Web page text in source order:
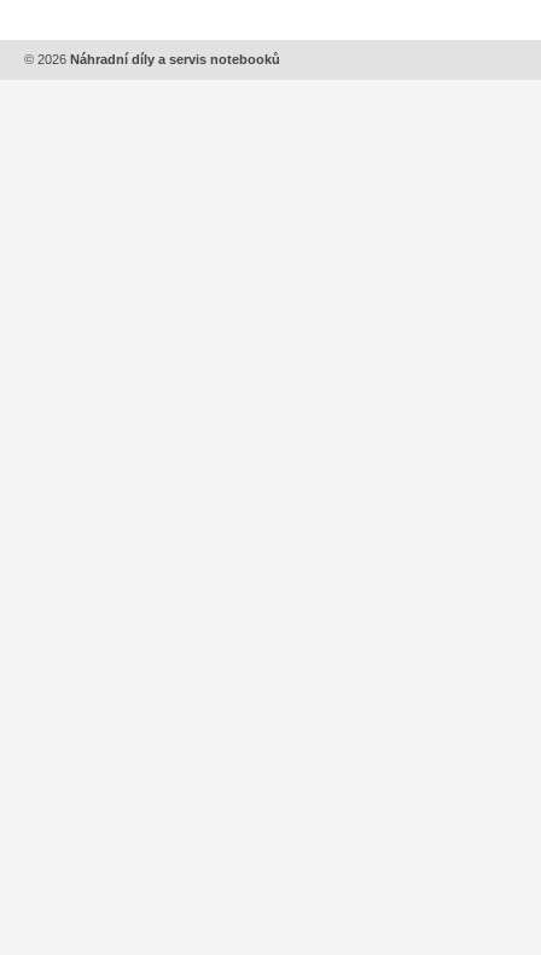
© 2026 Náhradní díly a servis notebooků